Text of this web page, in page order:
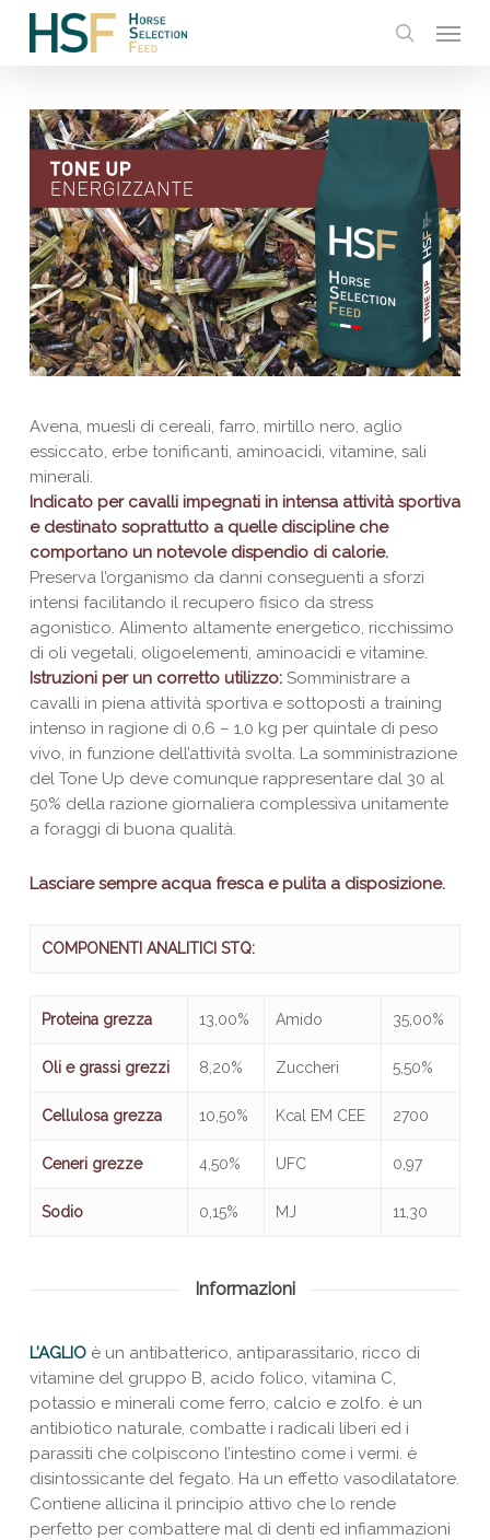
Skip
Avena, muesli di cereali, farro, mirtillo nero, aglio
essiccato, erbe tonificanti, aminoacidi, vitamine, sali
minerali.
Indicato per cavalli impegnati in intensa attività sportiva
e destinato soprattutto a quelle discipline che
comportano un notevole dispendio di calorie.
Preserva l’organismo da danni conseguenti a sforzi
intensi facilitando il recupero fisico da stress
agonistico. Alimento altamente energetico, ricchissimo
di oli vegetali, oligoelementi, aminoacidi e vitamine.
Istruzioni per un corretto utilizzo: Somministrare a
cavalli in piena attività sportiva e sottoposti a training
intenso in ragione di 0,6 – 1,0 kg per quintale di peso
vivo, in funzione dell’attività svolta. La somministrazione
del Tone Up deve comunque rappresentare dal 30 al
50% della razione giornaliera complessiva unitamente
a foraggi di buona qualità.
Lasciare sempre acqua fresca e pulita a disposizione.
COMPONENTI ANALITICI STQ:
Proteina grezza 13,00% Amido 35,00%
Oli e grassi grezzi 8,20% Zuccheri 5,50%
Cellulosa grezza 10,50% Kcal EM CEE 2700
Ceneri grezze 4,50% UFC 0,97
Sodio 0,15% MJ 11,30
Informazioni
L’AGLIO è un antibatterico, antiparassitario, ricco di
vitamine del gruppo B, acido folico, vitamina C,
potassio e minerali come ferro, calcio e zolfo. è un
antibiotico naturale, combatte i radicali liberi ed i
parassiti che colpiscono l’intestino come i vermi. è
disintossicante del fegato. Ha un effetto vasodilatatore.
Contiene allicina il principio attivo che lo rende
perfetto per combattere mal di denti ed infiammazioni